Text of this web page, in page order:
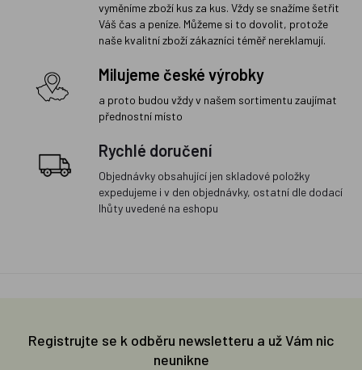
vyměníme zboží kus za kus. Vždy se snažíme šetřit
Váš čas a peníze. Můžeme si to dovolit, protože
naše kvalitní zboží zákazníci téměř nereklamují.
Milujeme české výrobky
a proto budou vždy v našem sortimentu zaujímat
přednostní místo
Rychlé doručení
Objednávky obsahující jen skladové položky
expedujeme i v den objednávky, ostatní dle dodací
lhůty uvedené na eshopu
Registrujte se k odběru newsletteru a už Vám nic
neunikne